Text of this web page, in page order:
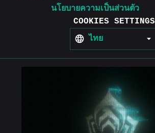
นโยบายความเป็นส่วนตัว
COOKIES SETTINGS
ไทย